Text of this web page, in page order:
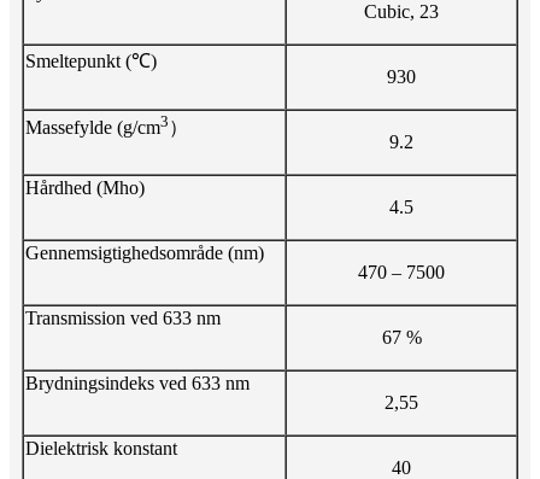
Cubic, 23
Smeltepunkt (℃)
930
Massefylde (g/cm3 ）
9.2
Hårdhed (Mho)
4.5
Gennemsigtighedsområde (nm)
470 – 7500
Transmission ved 633 nm
67 %
Brydningsindeks ved 633 nm
2,55
Dielektrisk konstant
40